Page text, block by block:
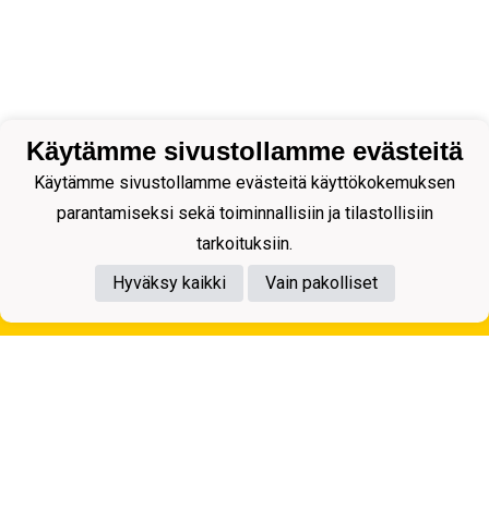
Tietosuojaseloste
Käytämme sivustollamme evästeitä
Käytämme sivustollamme evästeitä käyttökokemuksen
parantamiseksi sekä toiminnallisiin ja tilastollisiin
tarkoituksiin.
Hyväksy kaikki
Vain pakolliset